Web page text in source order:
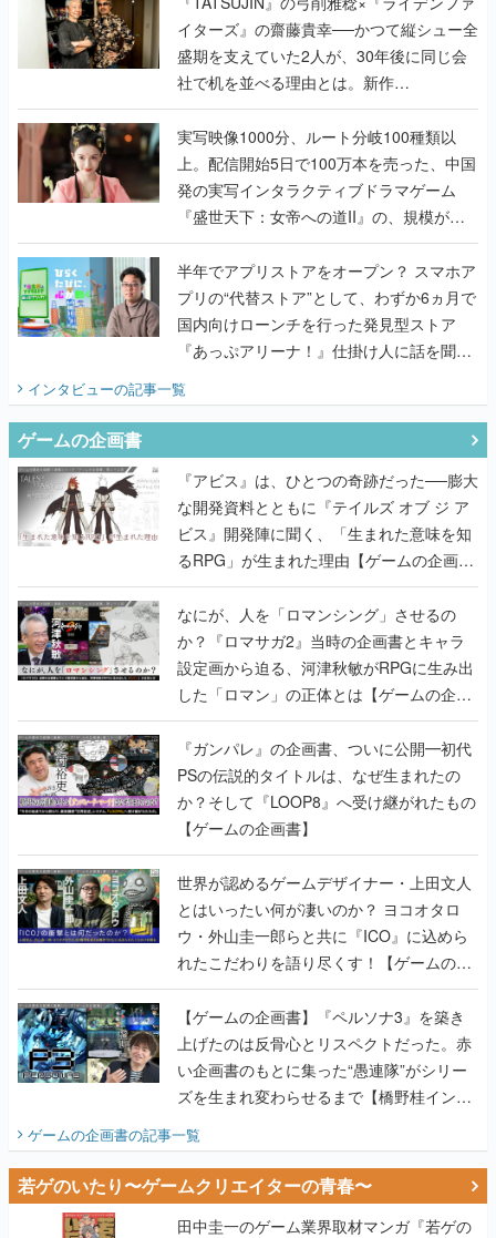
イターズ』の齋藤貴幸──かつて縦シュー全
盛期を支えていた2人が、30年後に同じ会
社で机を並べる理由とは。新作
『TATSUJIN EXTREME』で初タッグを組
んだレジェンド2人に訊く開発秘話
実写映像1000分、ルート分岐100種類以
上。配信開始5日で100万本を売った、中国
発の実写インタラクティブドラマゲーム
『盛世天下：女帝への道II』の、規模が違
うこだわりをプロデューサーに聞いた
半年でアプリストアをオープン？ スマホア
プリの“代替ストア”として、わずか6ヵ月で
国内向けローンチを行った発見型ストア
『あっぷアリーナ！』仕掛け人に話を聞い
インタビューの記事一覧
ゲームの企画書
『アビス』は、ひとつの奇跡だった──膨大
な開発資料とともに『テイルズ オブ ジ ア
ビス』開発陣に聞く、「生まれた意味を知
るRPG」が生まれた理由【ゲームの企画
書】
なにが、人を「ロマンシング」させるの
か？『ロマサガ2』当時の企画書とキャラ
設定画から迫る、河津秋敏がRPGに生み出
した「ロマン」の正体とは【ゲームの企画
書】
『ガンパレ』の企画書、ついに公開━初代
PSの伝説的タイトルは、なぜ生まれたの
か？そして『LOOP8』へ受け継がれたもの
【ゲームの企画書】
世界が認めるゲームデザイナー・上田文人
とはいったい何が凄いのか？ ヨコオタロ
ウ・外山圭一郎らと共に『ICO』に込めら
れたこだわりを語り尽くす！【ゲームの企
画書】
【ゲームの企画書】『ペルソナ3』を築き
上げたのは反骨心とリスペクトだった。赤
い企画書のもとに集った“愚連隊”がシリー
ズを生まれ変わらせるまで【橋野桂インタ
ゲームの企画書の記事一覧
若ゲのいたり〜ゲームクリエイターの青春〜
田中圭一のゲーム業界取材マンガ『若ゲの